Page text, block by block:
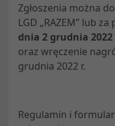
Zgłoszenia można
LGD „RAZEM” lub
dnia 2 grudnia 2022
oraz wręczenie
grudnia 2022 r.
Regulamin i